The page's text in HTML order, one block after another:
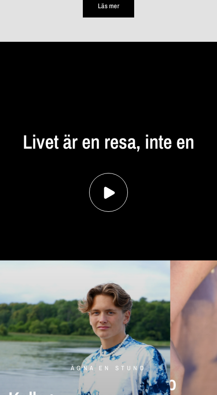
Läs mer
Livetären resa, inte en
CACAO CEREMONY
CeremonialCacao
ÄGNA EN STUND